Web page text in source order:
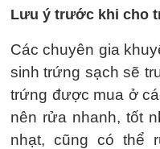
Lưu ý trước khi cho
Các chuyên gia
sinh trứng sạch sẽ
trứng được mua ở
nên rửa nhanh, tốt
nhạt, cũng có thể